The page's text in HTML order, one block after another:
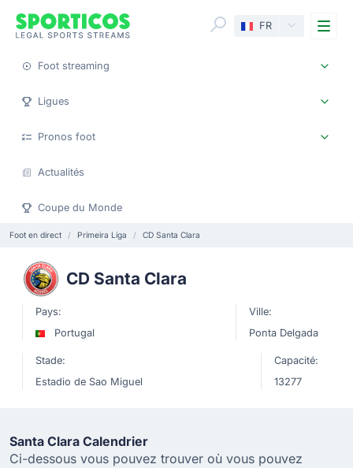
FR
Foot streaming
Ligues
Pronos foot
Actualités
Coupe du Monde
Foot en direct Primeira Liga CD Santa Clara
CD Santa Clara
Pays:
Portugal
Ville:
Ponta Delgada
Stade:
Estadio de Sao Miguel
Capacité:
13277
Santa Clara Calendrier
Ci-dessous vous pouvez trouver où vous pouvez